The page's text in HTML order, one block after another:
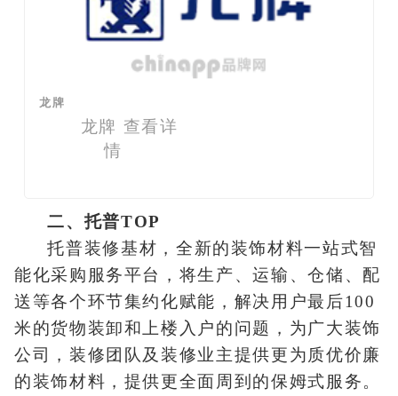
龙牌
龙牌 查看详
情
二、托普TOP
托普装修基材，全新的装饰材料一站式智
能化采购服务平台，将生产、运输、仓储、配
送等各个环节集约化赋能，解决用户最后100
米的货物装卸和上楼入户的问题，为广大装饰
公司，装修团队及装修业主提供更为质优价廉
的装饰材料，提供更全面周到的保姆式服务。